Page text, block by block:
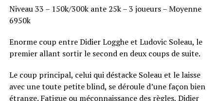
Niveau 33 – 150k/300k ante 25k – 3 joueurs – Moyenne
6950k
Enorme coup entre Didier Logghe et Ludovic Soleau, le
premier allant sortir le second en deux coups de suite.
Le coup principal, celui qui déstacke Soleau et le laisse
avec une toute petite blind, se déroule d’une façon bien
étrange. Fatigue ou méconnaissance des règles, Didier